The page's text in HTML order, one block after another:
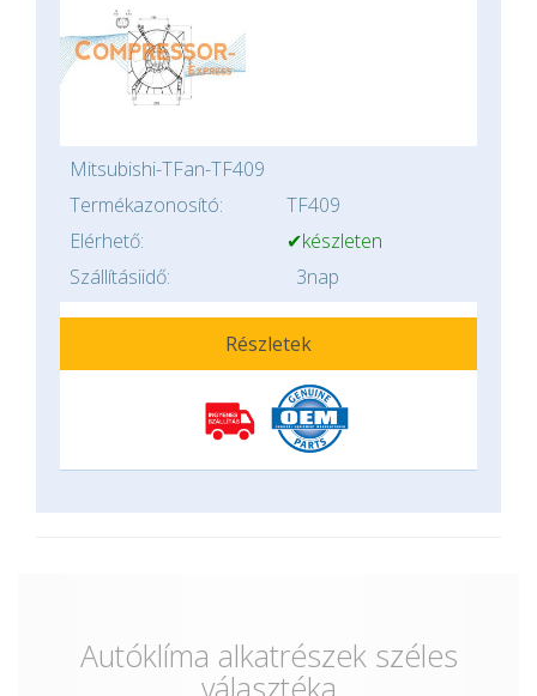
Mitsubishi-TFan-TF409
Termékazonosító:
TF409
Elérhető:
✔készleten
Szállításiidő:
3nap
Részletek
Autóklíma alkatrészek széles